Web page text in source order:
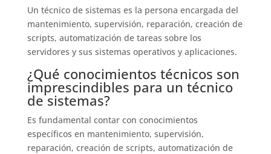
Un técnico de sistemas es la persona encargada del
mantenimiento, supervisión, reparación, creación de
scripts, automatización de tareas sobre los
servidores y sus sistemas operativos y aplicaciones.
¿Qué conocimientos técnicos son
imprescindibles para un técnico
de sistemas?
Es fundamental contar con conocimientos
específicos en mantenimiento, supervisión,
reparación, creación de scripts, automatización de